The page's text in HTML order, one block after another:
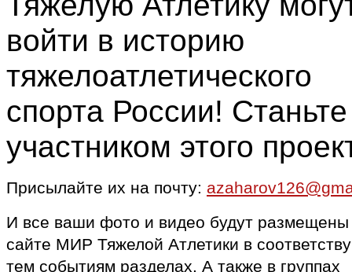
войти в историю
тяжелоатлетического
спорта России! Станьте
участником этого
Присылайте их на почту:
И все ваши фото и видео будут размещены
сайте МИР Тяжелой Атлетики в
тем событиям разделах. А также в группах